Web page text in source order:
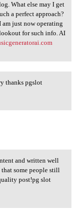
What else may I get
a perfect approach?
just now operating
for such info. AI
very
thanks pgslot
and written well
that some people still
post!pg slot